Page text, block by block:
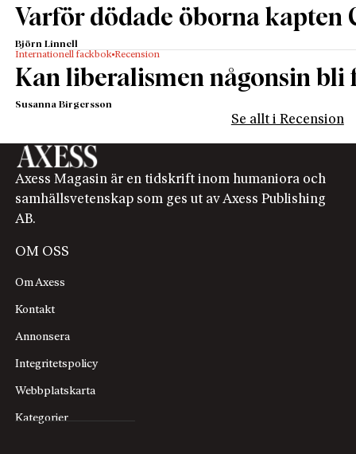
Varför dödade öborna kapten
Björn Linnell
Internationell fackbok Recension
Kan liberalismen någonsin bli
Susanna Birgersson
Se allt i Recension
Axess Magasin är en tidskrift inom humaniora och
samhällsvetenskap som ges ut av Axess Publishing
AB.
OM OSS
Om Axess
Kontakt
Annonsera
Integritetspolicy
Webbplatskarta
Kategorier